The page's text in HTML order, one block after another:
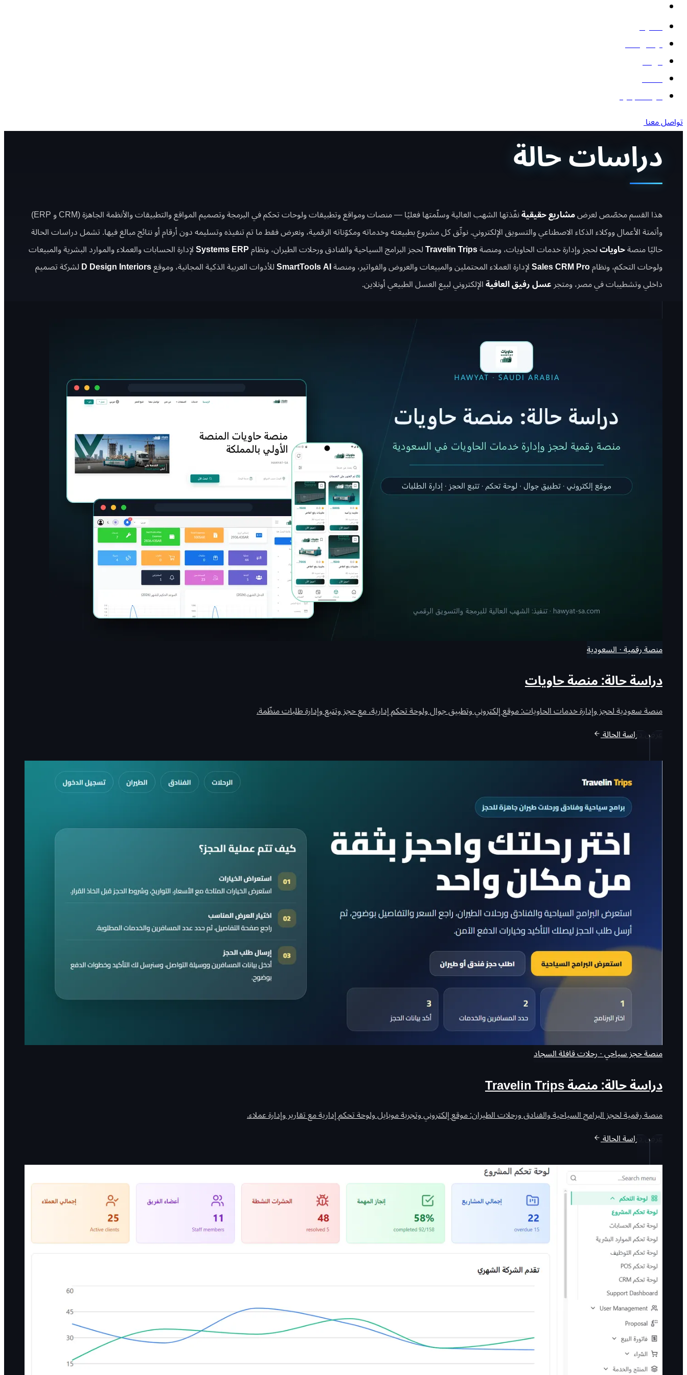
المدونة
تواصل معنا
من نحن
أعمالنا
أدوات مجانية
تواصل معنا
دراسات حالة
هذا القسم مخصّص لعرضمشاريع حقيقية
نفّذتها الشهب العالية وسلّمتها فعليًا — منصات ومواقع وتطبيقات ولوحات تحكم في البرمجة وتصميم المواقع والتطبيقات والأنظمة الجاهزة (CRM و ERP)
وأتمتة الأعمال ووكلاء الذكاء الاصطناعي والتسويق الإلكتروني. نوثّق كل مشروع بطبيعته وخدماته ومكوّناته الرقمية، ونعرض فقط ما تم تنفيذه وتسليمه دون أرقام أو نتائج مبالغ فيها. تشمل دراسات الحالة
حاليًا منصةحاوياتلحجز وإدارة خدمات الحاويات، ومنصةTravelin Tripsلحجز البرامج السياحية والفنادق ورحلات الطيران، ونظامSystems ERPلإدارة الحسابات والعملاء والموارد البشرية والمبيعات
ولوحات التحكم، ونظامSales CRM Proلإدارة العملاء المحتملين والمبيعات والعروض والفواتير، ومنصةSmartTools AIللأدوات العربية الذكية المجانية، وموقعD Design Interiorsلشركة تصميم
داخلي وتشطيبات في مصر، ومتجرعسل رفيق العافيةالإلكتروني لبيع العسل الطبيعي أونلاين.
منصة رقمية · السعودية
دراسة حالة: منصة حاويات
منصة سعودية لحجز وإدارة خدمات الحاويات: موقع إلكتروني وتطبيق جوال ولوحة تحكم إدارية، مع حجز وتتبع وإدارة طلبات منظّمة.
عرض دراسة الحالة
منصة حجز سياحي · رحلات قافلة السجاد
دراسة حالة: منصة Travelin Trips
منصة رقمية لحجز البرامج السياحية والفنادق ورحلات الطيران: موقع إلكتروني وتجربة موبايل ولوحة تحكم إدارية مع تقارير وإدارة عملاء.
عرض دراسة الحالة